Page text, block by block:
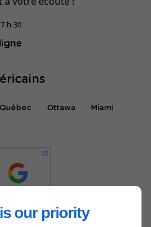
our priority
h 30
Québec Ottawa Miami